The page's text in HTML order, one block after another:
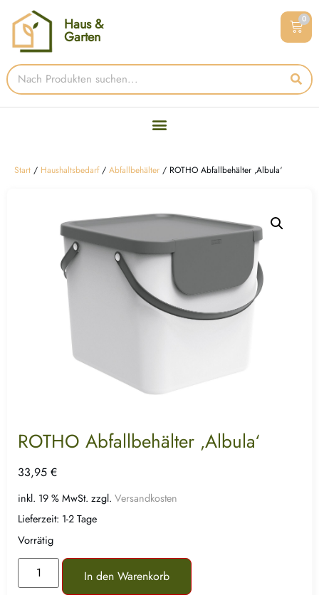
Haus &
Garten
0
Start / Haushaltsbedarf/ Abfallbehälter / ROTHO Abfallbehälter ‚Albula‘
ROTHO Abfallbehälter ‚Albula‘
33,95 €
inkl. 19 % MwSt. zzgl. Versandkosten
Lieferzeit: 1-2 Tage
Vorrätig
In den Warenkorb